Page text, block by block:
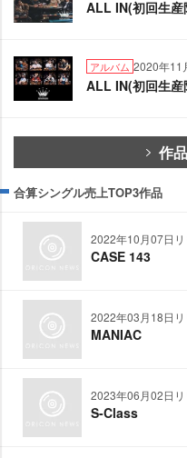
ALL IN(初回生産
アルバム 2020年11
ALL IN(初回生産
作
合算シングル売上TOP3作品
2022年10月07日リ
CASE 143
2022年03月18日リ
MANIAC
2023年06月02日リ
S-Class